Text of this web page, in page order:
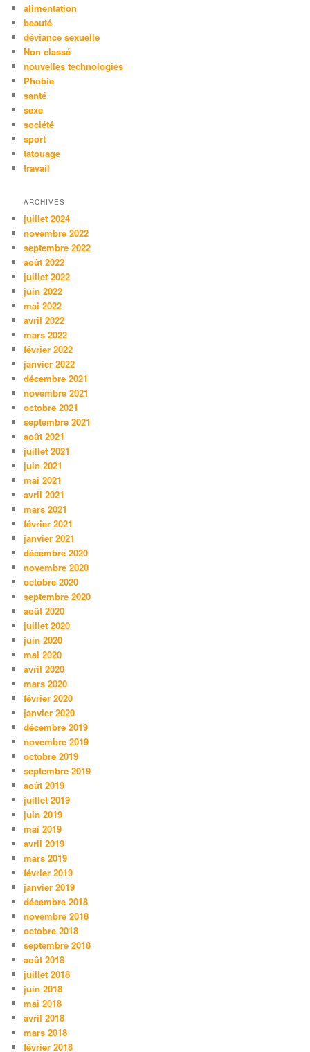
alimentation
beauté
déviance sexuelle
Non classé
nouvelles technologies
Phobie
santé
sexe
société
sport
tatouage
travail
ARCHIVES
juillet 2024
novembre 2022
septembre 2022
août 2022
juillet 2022
juin 2022
mai 2022
avril 2022
mars 2022
février 2022
janvier 2022
décembre 2021
novembre 2021
octobre 2021
septembre 2021
août 2021
juillet 2021
juin 2021
mai 2021
avril 2021
mars 2021
février 2021
janvier 2021
décembre 2020
novembre 2020
octobre 2020
septembre 2020
août 2020
juillet 2020
juin 2020
mai 2020
avril 2020
mars 2020
février 2020
janvier 2020
décembre 2019
novembre 2019
octobre 2019
septembre 2019
août 2019
juillet 2019
juin 2019
mai 2019
avril 2019
mars 2019
février 2019
janvier 2019
décembre 2018
novembre 2018
octobre 2018
septembre 2018
août 2018
juillet 2018
juin 2018
mai 2018
avril 2018
mars 2018
février 2018